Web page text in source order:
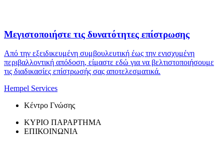
Μεγιστοποιήστε τις δυνατότητες επίστρωσης
Από την εξειδικευμένη συμβουλευτική έως την ενισχυμένη
περιβαλλοντική απόδοση, είμαστε εδώ για να βελτιστοποιήσουμε
τις διαδικασίες επίστρωσής σας αποτελεσματικά.
Hempel Services
Κέντρο Γνώσης
ΚΥΡΙΟ ΠΑΡΑΡΤΗΜΑ
ΕΠΙΚΟΙΝΩΝΙΑ